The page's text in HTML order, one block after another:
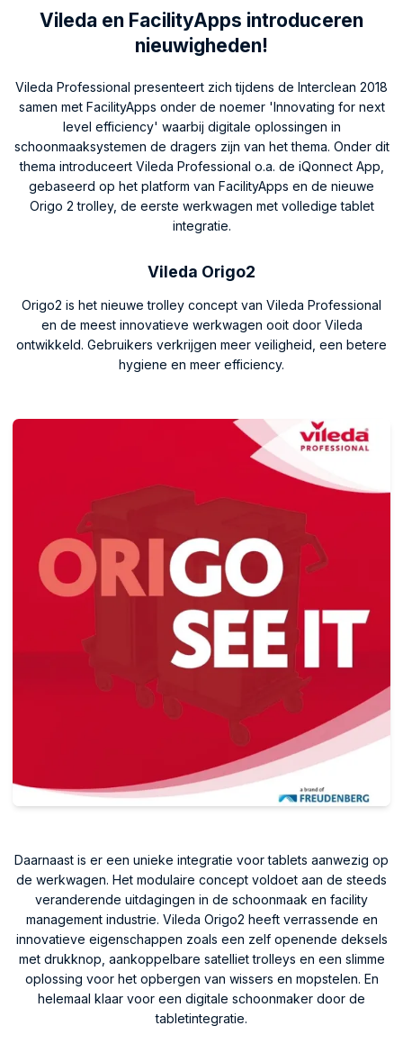
Vileda en FacilityApps introduceren
nieuwigheden!
Vileda Professional presenteert zich tijdens de Interclean 2018
samen met FacilityApps onder de noemer 'Innovating for next
level efficiency' waarbij digitale oplossingen in
schoonmaaksystemen de dragers zijn van het thema. Onder dit
thema introduceert Vileda Professional o.a. de iQonnect App,
gebaseerd op het platform van FacilityApps en de nieuwe
Origo 2 trolley, de eerste werkwagen met volledige tablet
integratie.
Vileda Origo2
Origo2 is het nieuwe trolley concept van Vileda Professional
en de meest innovatieve werkwagen ooit door Vileda
ontwikkeld. Gebruikers verkrijgen meer veiligheid, een betere
hygiene en meer efficiency.
Daarnaast is er een unieke integratie voor tablets aanwezig op
de werkwagen. Het modulaire concept voldoet aan de steeds
veranderende uitdagingen in de schoonmaak en facility
management industrie. Vileda Origo2 heeft verrassende en
innovatieve eigenschappen zoals een zelf openende deksels
met drukknop, aankoppelbare satelliet trolleys en een slimme
oplossing voor het opbergen van wissers en mopstelen. En
helemaal klaar voor een digitale schoonmaker door de
tabletintegratie.